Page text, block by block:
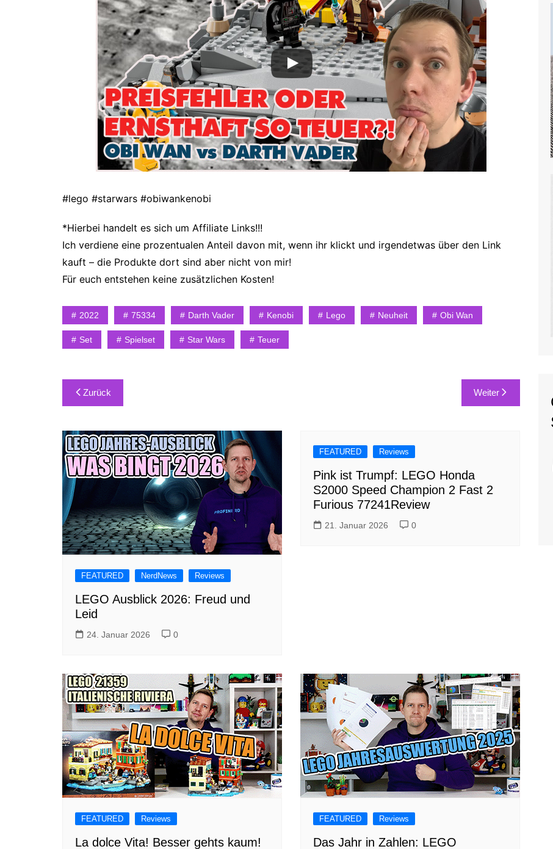
#lego #starwars #obiwankenobi
*Hierbei handelt es sich um Affiliate Links!!!
Ich verdiene eine prozentualen Anteil davon mit, wenn ihr klickt und irgendetwas über den Link
kauft – die Produkte dort sind aber nicht von mir!
Für euch entstehen keine zusätzlichen Kosten!
2022 75334 Darth Vader Kenobi Lego Neuheit Obi Wan
Set Spielset Star Wars Teuer
Beitragsnavigation
Zurück Weiter
FEATURED NerdNews Reviews
LEGO Ausblick 2026: Freud und
Leid
24. Januar 2026 0
FEATURED Reviews
Pink ist Trumpf: LEGO Honda
S2000 Speed Champion 2 Fast 2
Furious 77241Review
21. Januar 2026 0
FEATURED Reviews
La dolce Vita! Besser gehts kaum!
FEATURED Reviews
Das Jahr in Zahlen: LEGO